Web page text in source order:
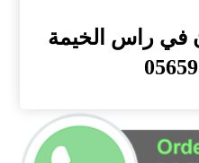
في راس الخيمة